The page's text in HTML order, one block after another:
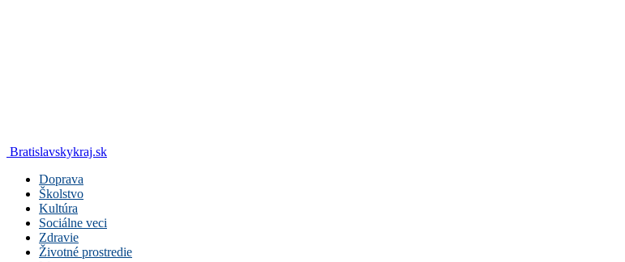
Bratislavskykraj.sk
Doprava
Školstvo
Kultúra
Sociálne veci
Zdravie
Životné prostredie